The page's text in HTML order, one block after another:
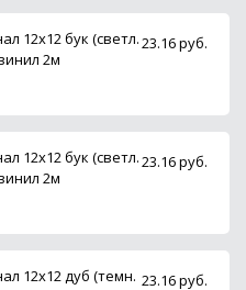
12х12 бук (светл.
2м
23.16 руб.
12х12 бук (светл.
2м
23.16 руб.
12х12 дуб (темн. 23.16 руб.